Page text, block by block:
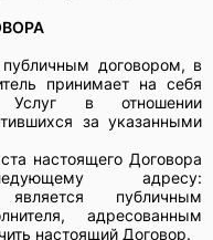
договором, в
принимает на себя
Услуг в отношении
за указанными
настоящего Договора
адресу:
является публичным
адресованным
настоящий Договор.